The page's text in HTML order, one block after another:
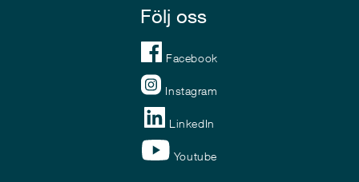
Följ oss
Facebook
Instagram
LinkedIn
Youtube